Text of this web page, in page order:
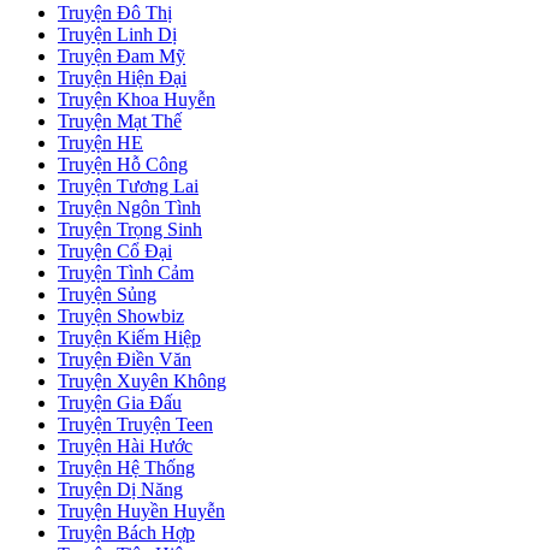
Truyện Đô Thị
Truyện Linh Dị
Truyện Đam Mỹ
Truyện Hiện Đại
Truyện Khoa Huyễn
Truyện Mạt Thế
Truyện HE
Truyện Hỗ Công
Truyện Tương Lai
Truyện Ngôn Tình
Truyện Trọng Sinh
Truyện Cổ Đại
Truyện Tình Cảm
Truyện Sủng
Truyện Showbiz
Truyện Kiếm Hiệp
Truyện Điền Văn
Truyện Xuyên Không
Truyện Gia Đấu
Truyện Truyện Teen
Truyện Hài Hước
Truyện Hệ Thống
Truyện Dị Năng
Truyện Huyền Huyễn
Truyện Bách Hợp